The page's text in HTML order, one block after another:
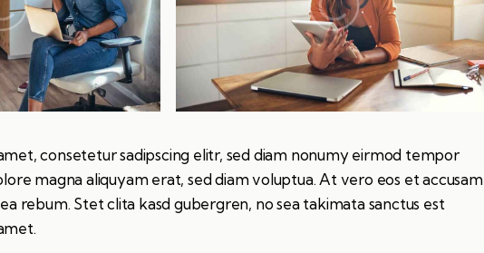
consetetur sadipscing elitr, sed diam nonumy eirmod tempor
magna aliquyam erat, sed diam voluptua. At vero eos et accusam
rebum. Stet clita kasd gubergren, no sea takimata sanctus est